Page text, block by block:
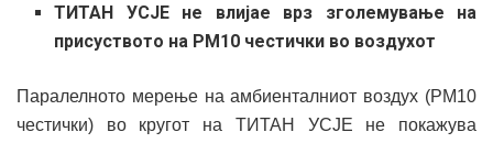
ТИТАН УСЈЕ не влијае врз зголемување на
присуството на PM10 честички во воздухот
Паралелното мерење на амбиенталниот воздух (PM10
честички) во кругот на ТИТАН УСЈЕ не покажува